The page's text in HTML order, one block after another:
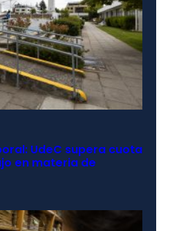
UdeC supera cuota
en materia de